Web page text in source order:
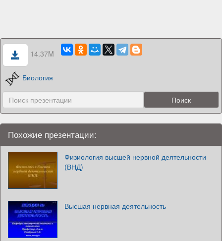
14.37M
Биология
Похожие презентации:
Физиология высшей нервной деятельности
(ВНД)
Высшая нервная деятельность